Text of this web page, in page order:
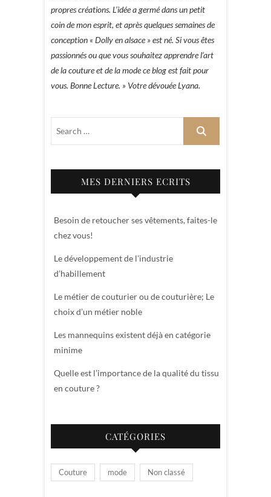
propres créations. L’idée a germé dans un petit
coin de mon esprit, et après quelques semaines de
conception « Dolly en alsace » est né. Si vous êtes
passionnés ou que vous souhaitez apprendre l’art
de la couture et de la mode ce blog est fait pour
vous. Bonne Lecture. » Votre dévouée Lyana.
MES DERNIERS ECRITS
Besoin de retoucher ses vêtements, faites-le
chez vous!
Le développement de l’industrie
d’habillement
Le métier de couturier ou de couturière; Le
choix d’un métier noble
Les mannequins existent déjà en catégorie
minime
Quelle est l’importance de la qualité du tissu
en couture ?
CATÉGORIES
Couture mode Non classé